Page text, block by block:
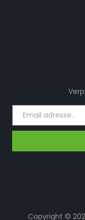
Copyright ©